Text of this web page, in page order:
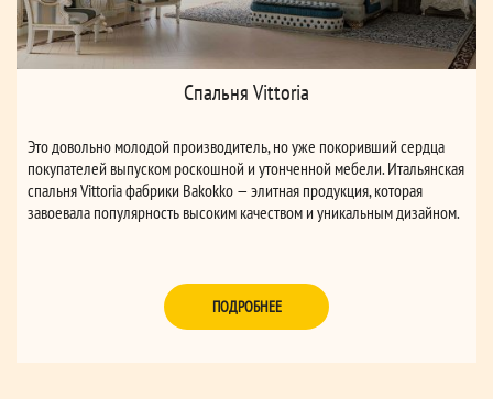
Спальня Vittoria
Это довольно молодой производитель, но уже покоривший сердца
покупателей выпуском роскошной и утонченной мебели. Итальянская
спальня Vittoria фабрики Bakokko — элитная продукция, которая
завоевала популярность высоким качеством и уникальным дизайном.
ПОДРОБНЕЕ